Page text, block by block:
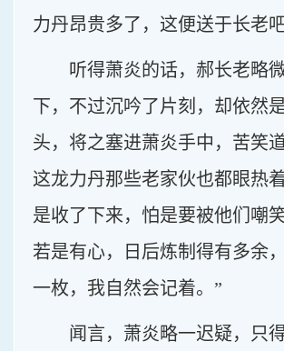
力丹昂贵多了，这便送于长老
听得萧炎的话，郝长老略
下，不过沉吟了片刻，却依然
头，将之塞进萧炎手中，苦笑道
这龙力丹那些老家伙也都眼热
是收了下来，怕是要被他们嘲
若是有心，日后炼制得有多余
一枚，我自然会记着。”
闻言，萧炎略一迟疑，只